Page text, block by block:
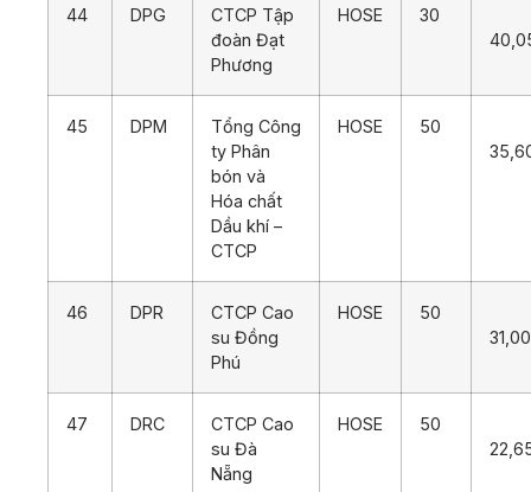
44 DPG
CTCP Tập
đoàn Đạt
Phương
HOSE
30
45 DPM
Tổng Công
ty Phân
bón và
Hóa chất
Dầu khí –
CTCP
HOSE
50
46 DPR
CTCP Cao
su Đồng
Phú
HOSE
50
47 DRC
CTCP Cao
su Đà
Nẵng
HOSE
50